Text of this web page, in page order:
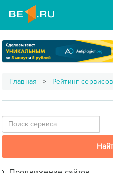
Главная Рейтинг сервисов